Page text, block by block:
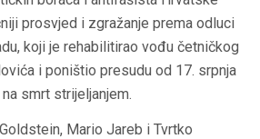
prosvjed i zgražanje prema odluci
koji je rehabilitirao vođu četničkog
i poništio presudu od 17. srpnja
smrt strijeljanjem.
Mario Jareb i Tvrtko